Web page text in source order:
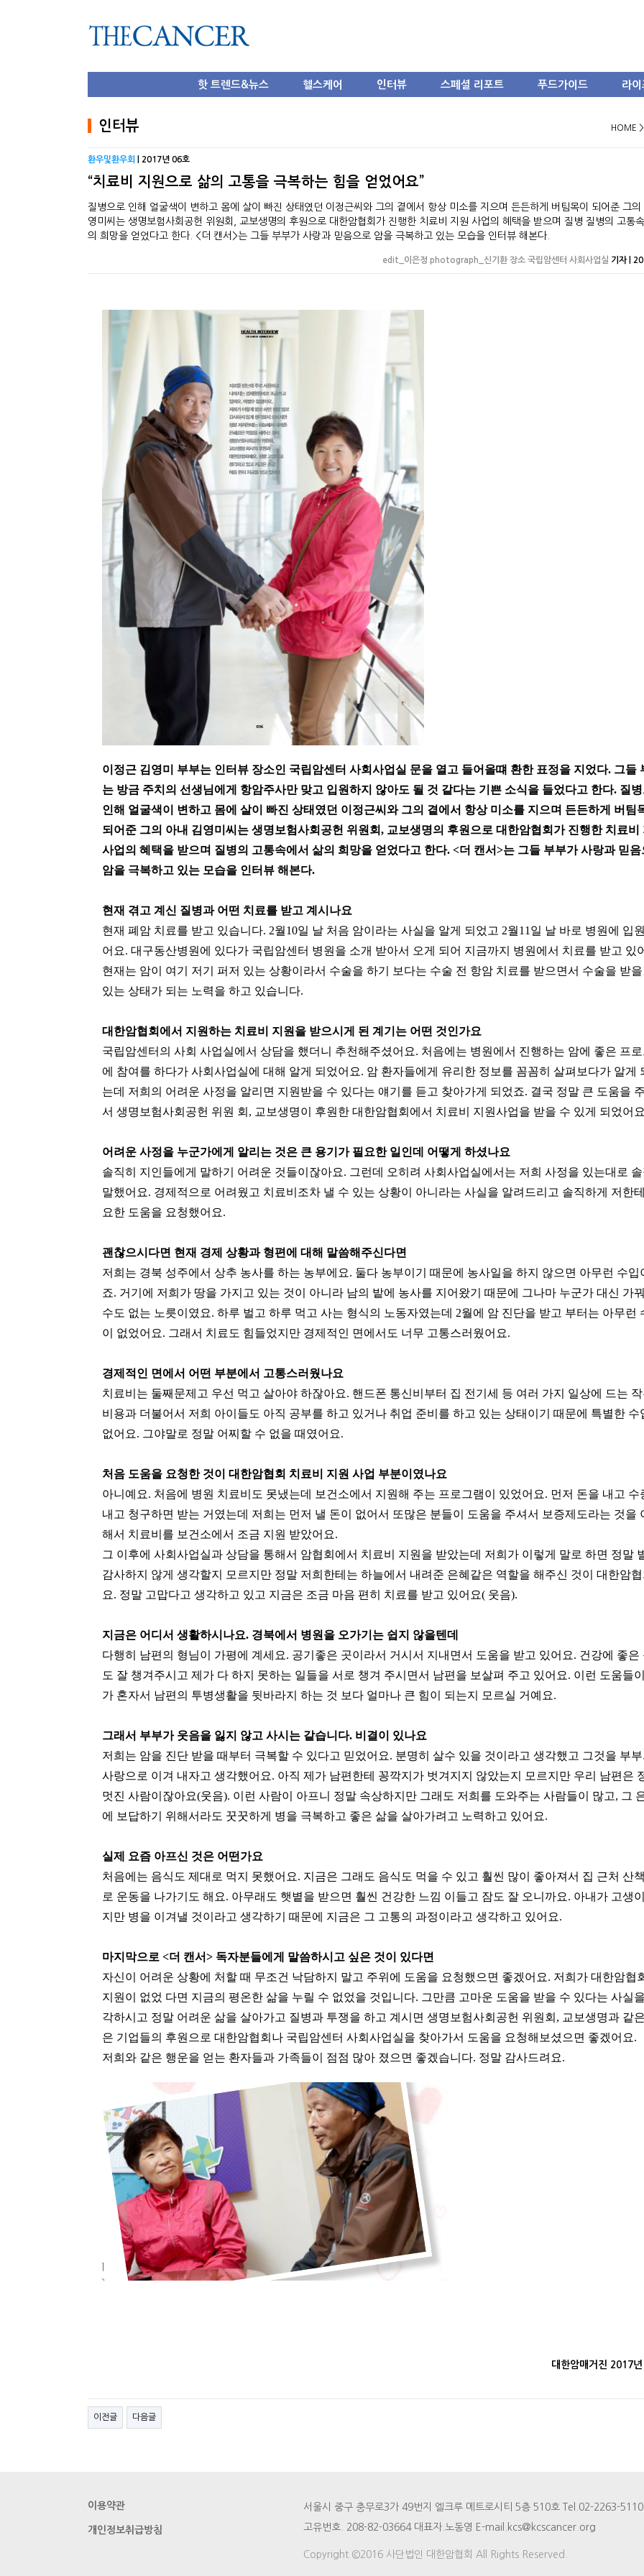
핫 트렌드&뉴스 헬스케어 인터뷰 스페셜 리포트 푸드가이드 라이
인터뷰 HOME
환우및환우회 | 2017년 06호
“치료비 지원으로 삶의 고통을 극복하는 힘을 얻었어요”
질병으로 인해 얼굴색이 변하고 몸에 살이 빠진 상태였던 이정근씨와 그의 곁에서 항상 미소를 지으며 든든하게 버팀목이 되어준 그의
영미씨는 생명보험사회공헌 위원회, 교보생명의 후원으로 대한암협회가 진행한 치료비 지원 사업의 혜택을 받으며 질병 질병의 고통
의 희망을 얻었다고 한다. <더 캔서>는 그들 부부가 사랑과 믿음으로 암을 극복하고 있는 모습을 인터뷰 해본다.
edit_이은정 photograph_신기환 장소 국립암센터 사회사업실 기자 |
이정근 김영미 부부는 인터뷰 장소인 국립암센터 사회사업실 문을 열고 들어올떄 환한 표정을 지었다. 그들
는 방금 주치의 선생님에게 항암주사만 맞고 입원하지 않아도 될 것 같다는 기쁜 소식을 들었다고 한다. 질
인해 얼굴색이 변하고 몸에 살이 빠진 상태였던 이정근씨와 그의 곁에서 항상 미소를 지으며 든든하게 버팀
되어준 그의 아내 김영미씨는 생명보험사회공헌 위원회, 교보생명의 후원으로 대한암협회가 진행한 치료비
사업의 혜택을 받으며 질병의 고통속에서 삶의 희망을 얻었다고 한다. <더 캔서>는 그들 부부가 사랑과 믿음
암을 극복하고 있는 모습을 인터뷰 해본다.
현재 겪고 계신 질병과 어떤 치료를 받고 계시나요
현재 폐암 치료를 받고 있습니다. 2월10일 날 처음 암이라는 사실을 알게 되었고 2월11일 날 바로 병원에 입
어요. 대구동산병원에 있다가 국립암센터 병원을 소개 받아서 오게 되어 지금까지 병원에서 치료를 받고 있
현재는 암이 여기 저기 퍼저 있는 상황이라서 수술을 하기 보다는 수술 전 항암 치료를 받으면서 수술을 받을
있는 상태가 되는 노력을 하고 있습니다.
대한암협회에서 지원하는 치료비 지원을 받으시게 된 계기는 어떤 것인가요
국립암센터의 사회 사업실에서 상담을 했더니 추천해주셨어요. 처음에는 병원에서 진행하는 암에 좋은 프로
에 참여를 하다가 사회사업실에 대해 알게 되었어요. 암 환자들에게 유리한 정보를 꼼꼼히 살펴보다가 알게
는데 저희의 어려운 사정을 알리면 지원받을 수 있다는 얘기를 듣고 찾아가게 되었죠. 결국 정말 큰 도움을
서 생명보험사회공헌 위원 회, 교보생명이 후원한 대한암협회에서 치료비 지원사업을 받을 수 있게 되었어
어려운 사정을 누군가에게 알리는 것은 큰 용기가 필요한 일인데 어떻게 하셨나요
솔직히 지인들에게 말하기 어려운 것들이잖아요. 그런데 오히려 사회사업실에서는 저희 사정을 있는대로 솔
말했어요. 경제적으로 어려웠고 치료비조차 낼 수 있는 상황이 아니라는 사실을 알려드리고 솔직하게 저한
요한 도움을 요청했어요.
괜찮으시다면 현재 경제 상황과 형편에 대해 말씀해주신다면
저희는 경북 성주에서 상추 농사를 하는 농부에요. 둘다 농부이기 때문에 농사일을 하지 않으면 아무런 수입
죠. 거기에 저희가 땅을 가지고 있는 것이 아니라 남의 밭에 농사를 지어왔기 때문에 그나마 누군가 대신 가
수도 없는 노릇이였요. 하루 벌고 하루 먹고 사는 형식의 노동자였는데 2월에 암 진단을 받고 부터는 아무런
이 없었어요. 그래서 치료도 힘들었지만 경제적인 면에서도 너무 고통스러웠어요.
경제적인 면에서 어떤 부분에서 고통스러웠나요
치료비는 둘째문제고 우선 먹고 살아야 하잖아요. 핸드폰 통신비부터 집 전기세 등 여러 가지 일상에 드는 작
비용과 더불어서 저희 아이들도 아직 공부를 하고 있거나 취업 준비를 하고 있는 상태이기 때문에 특별한 수
없어요. 그야말로 정말 어찌할 수 없을 때였어요.
처음 도움을 요청한 것이 대한암협회 치료비 지원 사업 부분이였나요
아니예요. 처음에 병원 치료비도 못냈는데 보건소에서 지원해 주는 프로그램이 있었어요. 먼저 돈을 내고 수
내고 청구하면 받는 거였는데 저희는 먼저 낼 돈이 없어서 또많은 분들이 도움을 주셔서 보증제도라는 것을
해서 치료비를 보건소에서 조금 지원 받았어요.
​그 이후에 사회사업실과 상담을 통해서 암협회에서 치료비 지원을 받았는데 저희가 이렇게 말로 하면 정말
감사하지 않게 생각할지 모르지만 정말 저희한테는 하늘에서 내려준 은혜같은 역할을 해주신 것이 대한암협
요. 정말 고맙다고 생각하고 있고 지금은 조금 마음 편히 치료를 받고 있어요( 웃음).
지금은 어디서 생활하시나요. 경북에서 병원을 오가기는 쉽지 않을텐데
다행히 남편의 형님이 가평에 계세요. 공기좋은 곳이라서 거시서 지내면서 도움을 받고 있어요. 건강에 좋은
도 잘 챙겨주시고 제가 다 하지 못하는 일들을 서로 챙겨 주시면서 남편을 보살펴 주고 있어요. 이런 도움들이
가 혼자서 남편의 투병생활을 뒷바라지 하는 것 보다 얼마나 큰 힘이 되는지 모르실 거예요.
그래서 부부가 웃음을 잃지 않고 사시는 같습니다. 비결이 있나요
저희는 암을 진단 받을 때부터 극복할 수 있다고 믿었어요. 분명히 살수 있을 것이라고 생각했고 그것을 부부
사랑으로 이겨 내자고 생각했어요. 아직 제가 남편한테 꽁깍지가 벗겨지지 않았는지 모르지만 우리 남편은
멋진 사람이잖아요(웃음). 이런 사람이 아프니 정말 속상하지만 그래도 저희를 도와주는 사람들이 많고, 그
에 보답하기 위해서라도 꿋꿋하게 병을 극복하고 좋은 삶을 살아가려고 노력하고 있어요.
실제 요즘 아프신 것은 어떤가요
처음에는 음식도 제대로 먹지 못했어요. 지금은 그래도 음식도 먹을 수 있고 훨씬 많이 좋아져서 집 근처 산
로 운동을 나가기도 해요. 아무래도 햇볕을 받으면 훨씬 건강한 느낌 이들고 잠도 잘 오니까요. 아내가 고생
지만 병을 이겨낼 것이라고 생각하기 때문에 지금은 그 고통의 과정이라고 생각하고 있어요.
마지막으로 <더 캔서> 독자분들에게 말씀하시고 싶은 것이 있다면
자신이 어려운 상황에 처할 때 무조건 낙담하지 말고 주위에 도움을 요청했으면 좋겠어요. 저희가 대한암협
지원이 없었 다면 지금의 평온한 삶을 누릴 수 없었을 것입니다. 그만큼 고마운 도움을 받을 수 있다는 사실
각하시고 정말 어려운 삶을 살아가고 질병과 투쟁을 하고 계시면 생명보험사회공헌 위원회, 교보생명과 같
은 기업들의 후원으로 대한암협회나 국립암센터 사회사업실을 찾아가서 도움을 요청해보셨으면 좋겠어요.
저희와 같은 행운을 얻는 환자들과 가족들이 점점 많아 졌으면 좋겠습니다. 정말 감사드려요.
대한암매거진 2017
이전글 다음글
이용약관
개인정보취급방침
서울시 중구 충무로3가 49번지 엘크루 메트로시티 5층 510호 Tel.02-2263-
고유번호. 208-82-03664 대표자.노동영 E-mail.kcs@kcscancer.org
Copyright ©2016 사단법인 대한암협회 All Rights Reserved.